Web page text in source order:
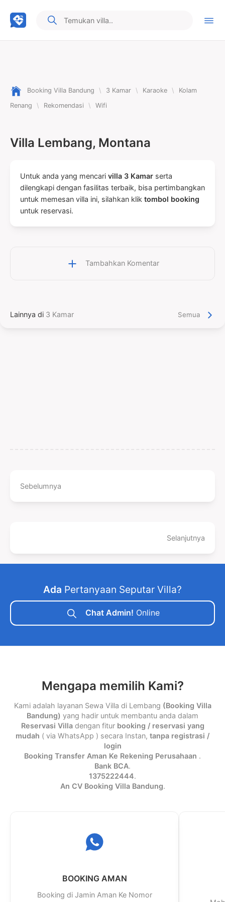
Booking Villa Bandung \ 3 Kamar \ Karaoke \
Kolam
Renang
\ Rekomendasi \ Wifi
Villa Lembang, Montana
Untuk anda yang mencari villa 3 Kamar serta
dilengkapi dengan fasilitas terbaik, bisa pertimbangkan
untuk memesan villa ini, silahkan klik tombol booking
untuk reservasi.
Tambahkan Komentar
Lainnya di 3 Kamar Semua
Sebelumnya
Selanjutnya
Ada Pertanyaan Seputar Villa?
Chat Admin! Online
Mengapa memilih Kami?
Kami adalah layanan Sewa Villa di Lembang (Booking Villa
Bandung) yang hadir untuk membantu anda dalam
Reservasi Villadengan fitur booking / reservasi yang
mudah ( via WhatsApp ) secara Instan, tanpa registrasi /
login
Booking Transfer Aman Ke Rekening Perusahaan .
Bank BCA.
1375222444.
An CV Booking Villa Bandung.
BOOKING AMAN
Booking di Jamin Aman Ke Nomor